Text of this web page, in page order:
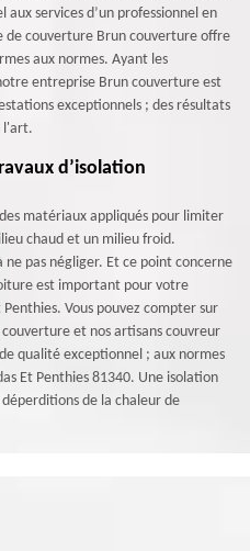
services d’un professionnel en
de couverture Brun couverture offre
aux normes. Ayant les
entreprise Brun couverture est
exceptionnels ; des résultats
l'art.
d’isolation
matériaux appliqués pour limiter
chaud et un milieu froid.
pas négliger. Et ce point concerne
est important pour votre
Vous pouvez compter sur
et nos artisans couvreur
qualité exceptionnel ; aux normes
Et Penthies 81340. Une isolation
de la chaleur de